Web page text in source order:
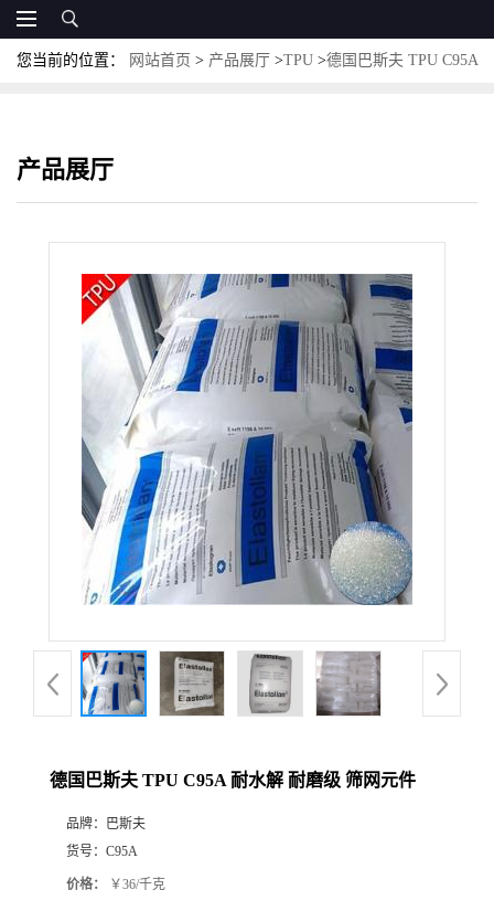
您当前的位置： 网站首页 > 产品展厅 >TPU >德国巴斯夫 TPU C95A
产品展厅
德国巴斯夫 TPU C95A 耐水解 耐磨级 筛网元件
品牌：
巴斯夫
货号： C95A
价格： ￥36/千克